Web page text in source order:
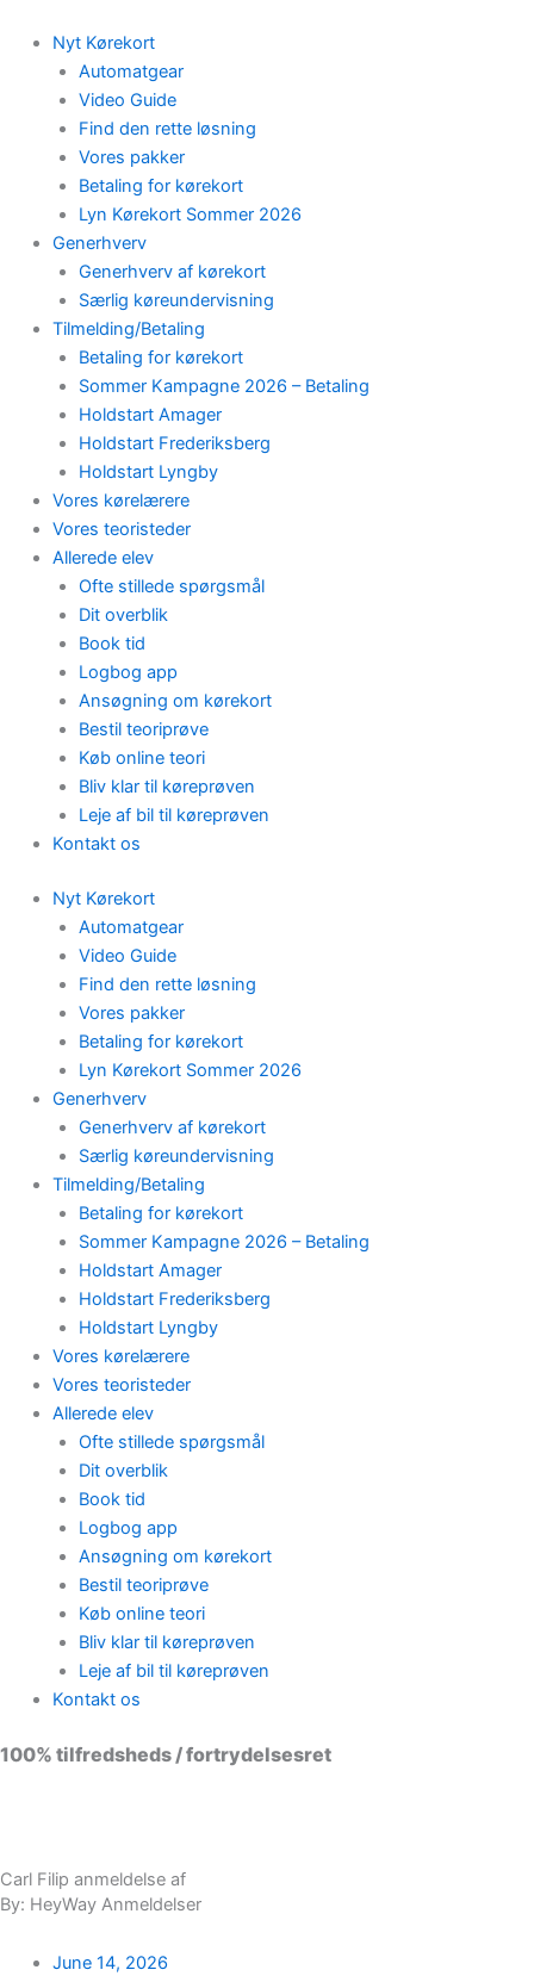
content
Nyt Kørekort
Automatgear
Video Guide
Find den rette løsning
Vores pakker
Betaling for kørekort
Lyn Kørekort Sommer 2026
Generhverv
Generhverv af kørekort
Særlig køreundervisning
Tilmelding/Betaling
Betaling for kørekort
Sommer Kampagne 2026 – Betaling
Holdstart Amager
Holdstart Frederiksberg
Holdstart Lyngby
Vores kørelærere
Vores teoristeder
Allerede elev
Ofte stillede spørgsmål
Dit overblik
Book tid
Logbog app
Ansøgning om kørekort
Bestil teoriprøve
Køb online teori
Bliv klar til køreprøven
Leje af bil til køreprøven
Kontakt os
Nyt Kørekort
Automatgear
Video Guide
Find den rette løsning
Vores pakker
Betaling for kørekort
Lyn Kørekort Sommer 2026
Generhverv
Generhverv af kørekort
Særlig køreundervisning
Tilmelding/Betaling
Betaling for kørekort
Sommer Kampagne 2026 – Betaling
Holdstart Amager
Holdstart Frederiksberg
Holdstart Lyngby
Vores kørelærere
Vores teoristeder
Allerede elev
Ofte stillede spørgsmål
Dit overblik
Book tid
Logbog app
Ansøgning om kørekort
Bestil teoriprøve
Køb online teori
Bliv klar til køreprøven
Leje af bil til køreprøven
Kontakt os
100% tilfredsheds / fortrydelsesret
Carl Filip anmeldelse af
By: HeyWay Anmeldelser
June 14, 2026